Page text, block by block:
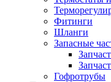
Фитинги
Шланги
Запасные
Гофротрубы